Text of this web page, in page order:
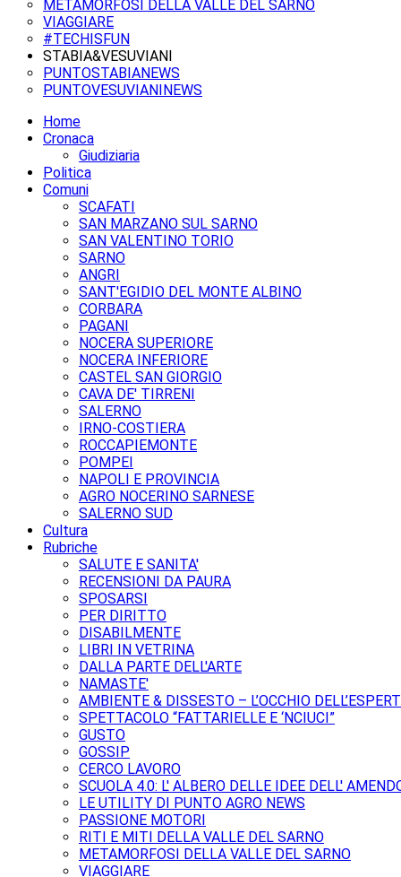
METAMORFOSI DELLA VALLE DEL SARNO
VIAGGIARE
#TECHISFUN
STABIA&VESUVIANI
PUNTOSTABIANEWS
PUNTOVESUVIANINEWS
Home
Cronaca
Giudiziaria
Politica
Comuni
SCAFATI
SAN MARZANO SUL SARNO
SAN VALENTINO TORIO
SARNO
ANGRI
SANT'EGIDIO DEL MONTE ALBINO
CORBARA
PAGANI
NOCERA SUPERIORE
NOCERA INFERIORE
CASTEL SAN GIORGIO
CAVA DE' TIRRENI
SALERNO
IRNO-COSTIERA
ROCCAPIEMONTE
POMPEI
NAPOLI E PROVINCIA
AGRO NOCERINO SARNESE
SALERNO SUD
Cultura
Rubriche
SALUTE E SANITA'
RECENSIONI DA PAURA
SPOSARSI
PER DIRITTO
DISABILMENTE
LIBRI IN VETRINA
DALLA PARTE DELL'ARTE
NAMASTE'
AMBIENTE & DISSESTO – L’OCCHIO
SPETTACOLO “FATTARIELLE E ‘NCIUCI”
GUSTO
GOSSIP
CERCO LAVORO
SCUOLA 4.0: L' ALBERO DELLE IDEE DELL'
LE UTILITY DI PUNTO AGRO NEWS
PASSIONE MOTORI
RITI E MITI DELLA VALLE DEL SARNO
METAMORFOSI DELLA VALLE DEL SARNO
VIAGGIARE